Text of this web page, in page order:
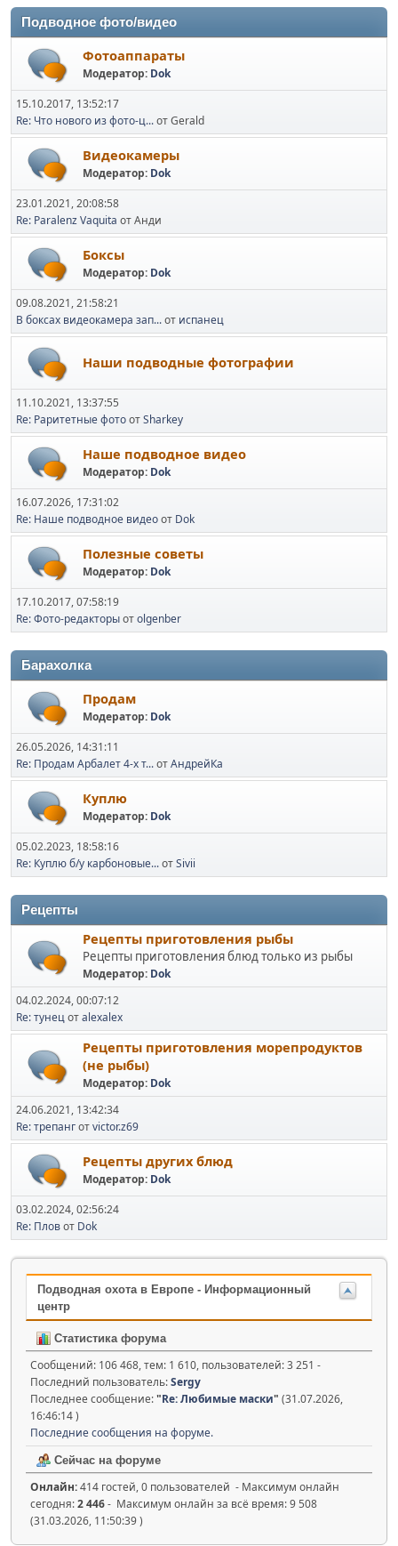
Подводное фото/видео
Фотоаппараты
Модератор: Dok
15.10.2017, 13:52:17
Re: Что нового из фото-ц...от Gerald
Видеокамеры
Модератор: Dok
23.01.2021, 20:08:58
Re: Paralenz Vaquita от Анди
Боксы
Модератор: Dok
09.08.2021, 21:58:21
В боксах видеокамера зап...от испанец
Наши подводные фотографии
11.10.2021, 13:37:55
Re: Раритетные фотоотSharkey
Наше подводное видео
Модератор: Dok
16.07.2026, 17:31:02
Re: Наше подводное видеоот Dok
Полезные советы
Модератор: Dok
17.10.2017, 07:58:19
Re: Фото-редакторыотolgenber
Барахолка
Продам
Модератор: Dok
26.05.2026, 14:31:11
Re: Продам Арбалет 4-х т...отАндрейКа
Куплю
Модератор: Dok
05.02.2023, 18:58:16
Re: Куплю б/у карбоновые...отSivii
Рецепты
Рецепты приготовления рыбы
Рецепты приготовления блюд только из рыбы
Модератор: Dok
04.02.2024, 00:07:12
Re: тунецотalexalex
Рецепты приготовления морепродуктов
(не рыбы)
Модератор: Dok
24.06.2021, 13:42:34
Re: трепанготvictor.z69
Рецепты других блюд
Модератор: Dok
03.02.2024, 02:56:24
Re: Пловот Dok
Подводная охота в Европе - Информационный
центр
Статистика форума
Сообщений: 106 468, тем: 1 610, пользователей: 3 251 -
Последний пользователь:Sergy
Последнее сообщение:"Re: Любимые маски" (31.07.2026,
16:46:14 )
Последние сообщения на форуме.
Сейчас на форуме
Онлайн:414 гостей, 0 пользователей - Максимум онлайн
сегодня:2 446- Максимум онлайн за всё время: 9 508
(31.03.2026, 11:50:39 )